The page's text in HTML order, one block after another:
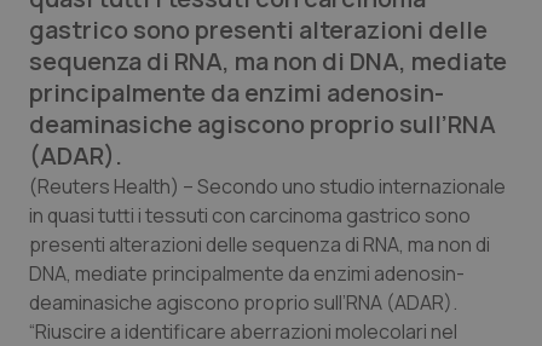
Edizioni Regionali
QS Pro
Professionisti Sanitari.AI
Abruzzo
Basilicata
QS Pro Gold
Artrite & artrosi
QS Club Newsletter
gastrico sono presenti alterazioni delle
sequenza di RNA, ma non di DNA, mediate
principalmente da enzimi adenosin-
deaminasiche agiscono proprio sull’RNA
(ADAR).
(Reuters Health) – Secondo uno studio internazionale
in quasi tutti i tessuti con carcinoma gastrico sono
presenti alterazioni delle sequenza di RNA, ma non di
DNA, mediate principalmente da enzimi adenosin-
deaminasiche agiscono proprio sull’RNA (ADAR).
“Riuscire a identificare aberrazioni molecolari nel